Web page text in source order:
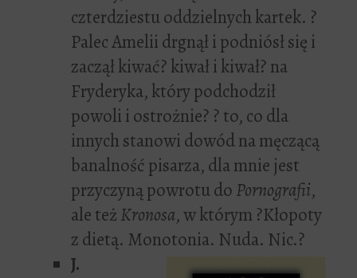
czterdziestu oddzielnych kartek. ?
Palec Amelii drgnął i podniósł się i
zaczął kiwać? kiwał i kiwał? na
Fryderyka, który podchodził
powoli i ostrożnie? ? to, co dla
innych stanowi dowód na męczącą
banalność pisarza, dla mnie jest
przyczyną powrotu doPornografii,
ale teżKronosa, w którym ?Kłopoty
z dietą. Monotonia. Nuda. Nic.?
J.